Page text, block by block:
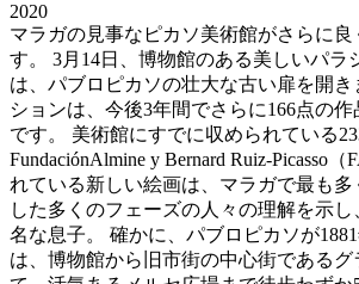
2020
マラガの見事なピカソ美術館がさらに良
す。 3月14日、博物館のある美しいパラ
は、パブロピカソの壮大な古い扉を開き
ションは、今後3年間でさらに166点の
です。 美術館にすでに収められている
FundaciónAlmine y Bernard Ruiz-Picasso
れている新しい絵画は、マラガで最も
した多くのフェーズの人々の理解を示
名な息子。 確かに、パブロピカソが
は、博物館から旧市街の中心街であるグ